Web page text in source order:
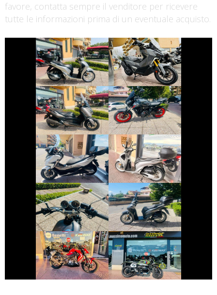
favore, contatta sempre il venditore per ricevere
tutte le informazioni prima di un eventuale acquisto.
HONDA SH SYM ADX-400
YAMAHA XMAX
€ 3.290 €
YAMAHA MT-07
€ 5.990 €
HONDA FORZA-
350
€ 4.250 €
HONDA SH
€ 2.490 €
YAMAHA SR
€ 2.490 €
HONDA SH
€ 2.390 €
KEEWAY RKF
€ 2.800 €
BMW R-NINET
€ 10.490 €